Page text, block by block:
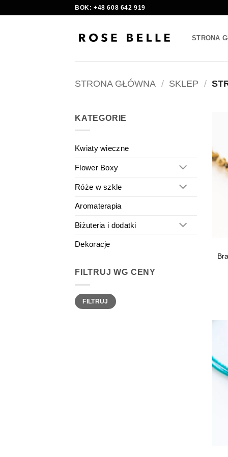
BOK: +48 608 642 919
STRONA
STRONA GŁÓWNA / SKLEP /
KATEGORIE
Kwiaty wieczne
Flower Boxy
Róże w szkle
Aromaterapia
Biżuteria i dodatki
Dekoracje
FILTRUJ WG CENY
Cena
min
Cena
maxFILTRUJ